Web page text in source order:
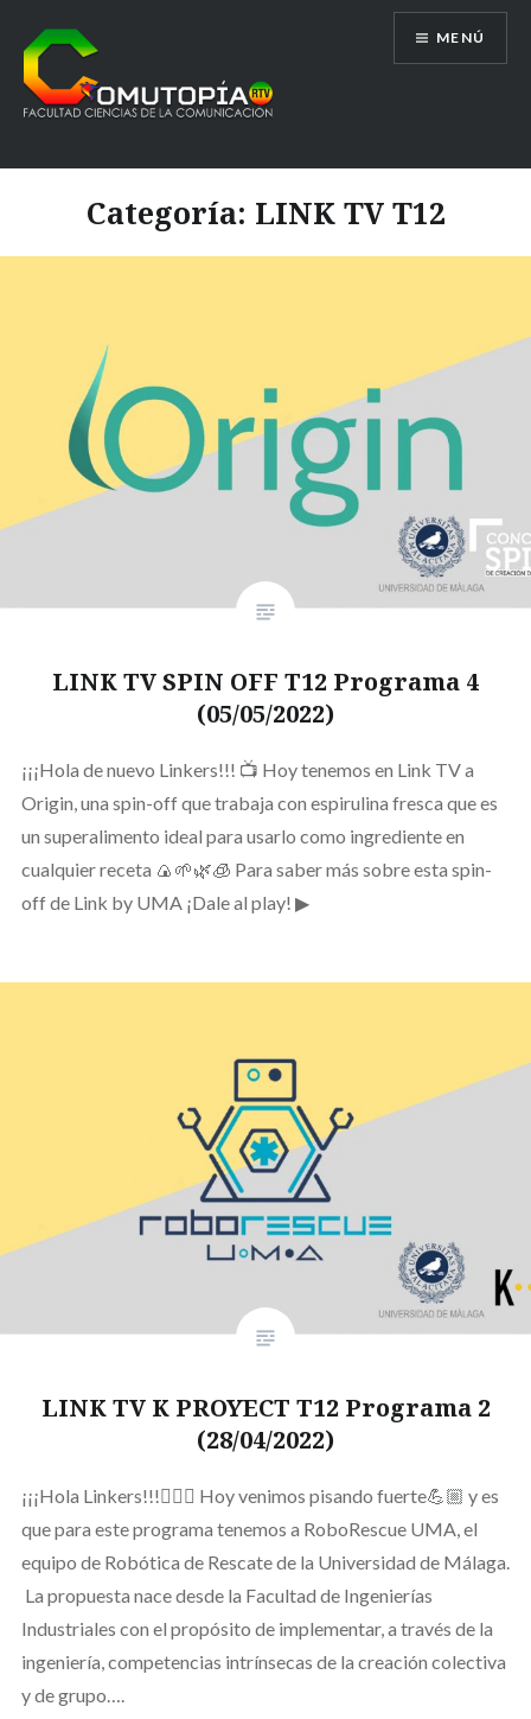
contenido
Comutopía RTV
MENÚ
Categoría: LINK TV T12
LINK TV SPIN OFF T12 Programa 4
(05/05/2022)
¡¡¡Hola de nuevo Linkers!!! 📺 Hoy tenemos en Link TV a
Origin, una spin-off que trabaja con espirulina fresca que es
un superalimento ideal para usarlo como ingrediente en
cualquier receta 🍙🌱🌿🧊 Para saber más sobre esta spin-
off de Link by UMA ¡Dale al play! ▶
LINK TV K PROYECT T12 Programa 2
(28/04/2022)
¡¡¡Hola Linkers!!!🙋🏻‍♀️ Hoy venimos pisando fuerte💪🏼 y es
que para este programa tenemos a RoboRescue UMA, el
equipo de Robótica de Rescate de la Universidad de Málaga.
La propuesta nace desde la Facultad de Ingenierías
Industriales con el propósito de implementar, a través de la
ingeniería, competencias intrínsecas de la creación colectiva
y de grupo….